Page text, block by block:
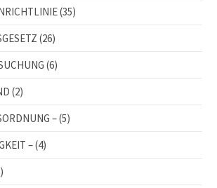
(35)
(26)
(6)
(2)
–(5)
–(4)